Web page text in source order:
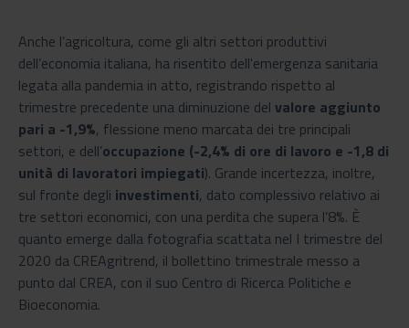
Anche l’agricoltura, come gli altri settori produttivi
dell’economia italiana, ha risentito dell'emergenza sanitaria
legata alla pandemia in atto, registrando rispetto al
trimestre precedente una diminuzione del valore aggiunto
pari a -1,9%, flessione meno marcata dei tre principali
settori, e dell’occupazione (-2,4% di ore di lavoro e -1,8 di
unità di lavoratori impiegati). Grande incertezza, inoltre,
sul fronte degli investimenti, dato complessivo relativo ai
tre settori economici, con una perdita che supera l’8%. È
quanto emerge dalla fotografia scattata nel I trimestre del
2020 da CREAgritrend, il bollettino trimestrale messo a
punto dal CREA, con il suo Centro di Ricerca Politiche e
Bioeconomia.